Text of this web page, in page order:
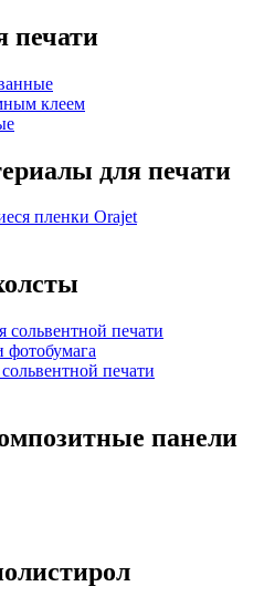
печати
клеем
для печати
пленки Orajet
сольвентной печати
фотобумага
печати
панели